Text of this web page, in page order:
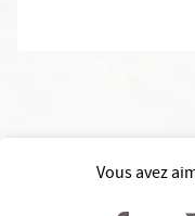
Vous avez